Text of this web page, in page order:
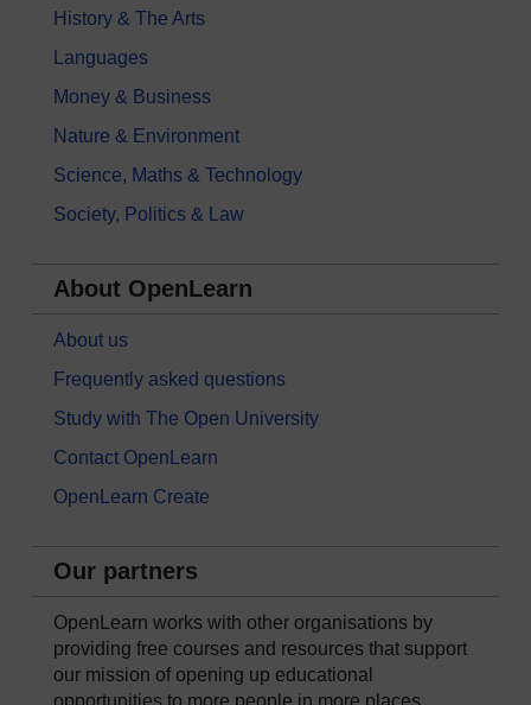
History & The Arts
Languages
Money & Business
Nature & Environment
Science, Maths & Technology
Society, Politics & Law
About OpenLearn
About us
Frequently asked questions
Study with The Open University
Contact OpenLearn
OpenLearn Create
Our partners
OpenLearn works with other organisations by
providing free courses and resources that support
our mission of opening up educational
opportunities to more people in more places.